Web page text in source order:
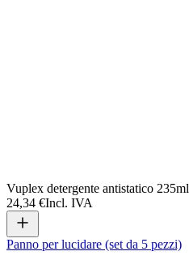
Vuplex detergente antistatico 235ml
24,34 €Incl. IVA
Panno per lucidare (set da 5 pezzi)